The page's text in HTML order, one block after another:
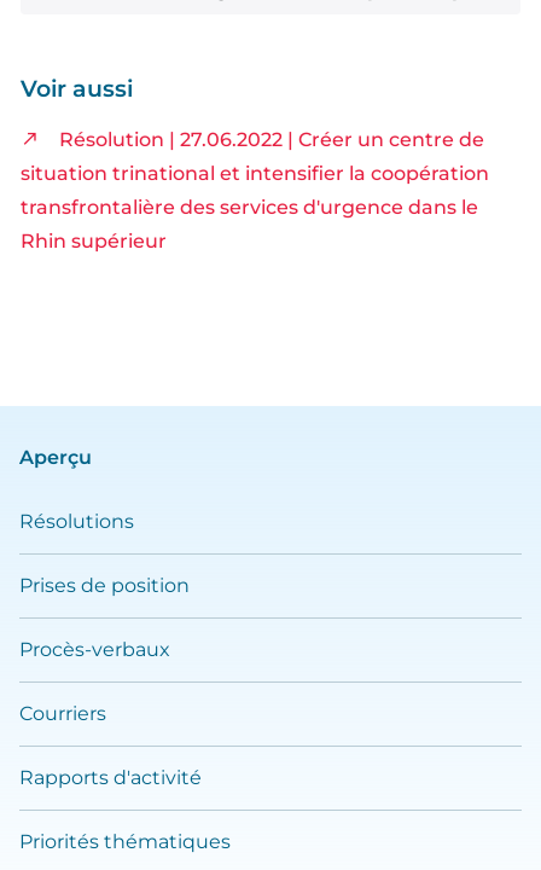
Voir aussi
Résolution | 27.06.2022 | Créer un centre de
situation trinational et intensifier la coopération
transfrontalière des services d'urgence dans le
Rhin supérieur
Aperçu
Résolutions
Prises de position
Procès-verbaux
Courriers
Rapports d'activité
Priorités thématiques